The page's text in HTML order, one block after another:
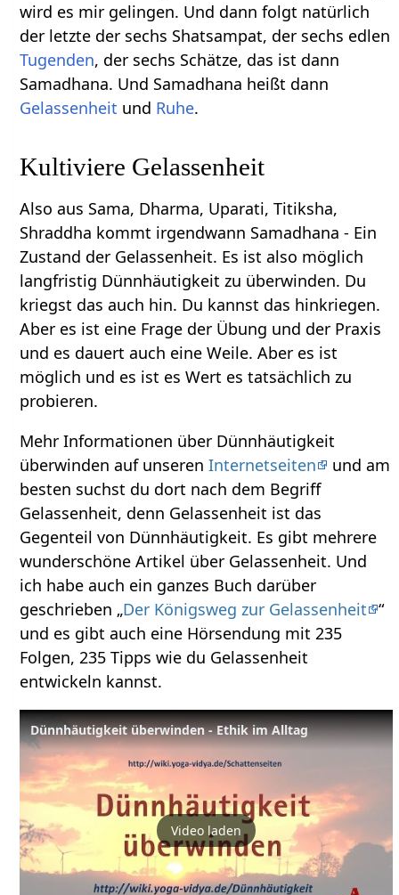
wird es mir gelingen. Und dann folgt natürlich
der letzte der sechs Shatsampat, der sechs edlen
Tugenden, der sechs Schätze, das ist dann
Samadhana. Und Samadhana heißt dann
Gelassenheit und Ruhe.
Kultiviere Gelassenheit
Also aus Sama, Dharma, Uparati, Titiksha,
Shraddha kommt irgendwann Samadhana - Ein
Zustand der Gelassenheit. Es ist also möglich
langfristig Dünnhäutigkeit zu überwinden. Du
kriegst das auch hin. Du kannst das hinkriegen.
Aber es ist eine Frage der Übung und der Praxis
und es dauert auch eine Weile. Aber es ist
möglich und es ist es Wert es tatsächlich zu
probieren.
Mehr Informationen über Dünnhäutigkeit
überwinden auf unserenInternetseiten
und am
besten suchst du dort nach dem Begriff
Gelassenheit, denn Gelassenheit ist das
Gegenteil von Dünnhäutigkeit. Es gibt mehrere
wunderschöne Artikel über Gelassenheit. Und
ich habe auch ein ganzes Buch darüber
geschrieben „Der Königsweg zur Gelassenheit “
und es gibt auch eine Hörsendung mit 235
Folgen, 235 Tipps wie du Gelassenheit
entwickeln kannst.
Dünnhäutigkeit überwinden - Ethik im Alltag
Video laden